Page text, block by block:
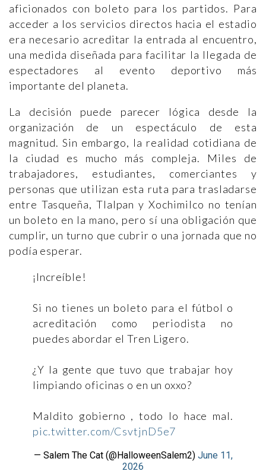
aficionados con boleto para los partidos. Para
acceder a los servicios directos hacia el estadio
era necesario acreditar la entrada al encuentro,
una medida diseñada para facilitar la llegada de
espectadores al evento deportivo más
importante del planeta.
La decisión puede parecer lógica desde la
organización de un espectáculo de esta
magnitud. Sin embargo, la realidad cotidiana de
la ciudad es mucho más compleja. Miles de
trabajadores, estudiantes, comerciantes y
personas que utilizan esta ruta para trasladarse
entre Tasqueña, Tlalpan y Xochimilco no tenían
un boleto en la mano, pero sí una obligación que
cumplir, un turno que cubrir o una jornada que no
podía esperar.
¡Increíble!
Si no tienes un boleto para el fútbol o
acreditación como periodista no
puedes abordar el Tren Ligero.
¿Y la gente que tuvo que trabajar hoy
limpiando oficinas o en un oxxo?
Maldito gobierno , todo lo hace mal.
pic.twitter.com/CsvtjnD5e7
— Salem The Cat (@HalloweenSalem2) June 11,
2026